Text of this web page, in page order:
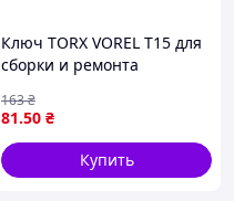
Ключ TORX VOREL T15 для
сборки и ремонта
прочный с
противоскользящим
покрытием
81.50 ₴
163₴
Купить